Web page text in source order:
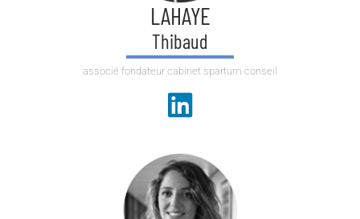
LAHAYE
Thibaud
associé fondateur cabinet spartum conseil